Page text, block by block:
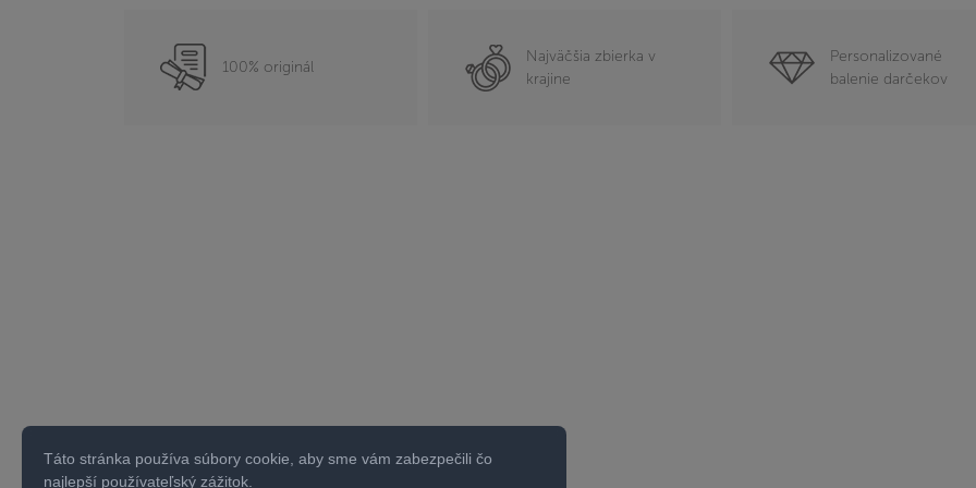
100% originál
Najväčšia zbierka v
krajine
Personalizované
balenie darčekov
Táto stránka používa súbory cookie, aby sme vám zabezpečili čo
najlepší používateľský zážitok.